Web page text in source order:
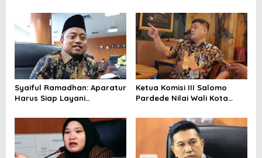
Terkait Rendahnya Serapan
Anggaran
Pemko Salurkan Bansos
Syaiful Ramadhan: Aparatur
Harus Siap Layani
Senang
Ketua Komisi III Salomo
Pardede Nilai Wali Kota
Pembangunan Merugi
Setiap Tahun